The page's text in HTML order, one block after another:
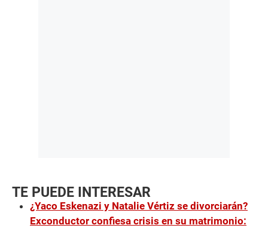
TE PUEDE INTERESAR
¿Yaco Eskenazi y Natalie Vértiz se divorciarán?
Exconductor confiesa crisis en su matrimonio: